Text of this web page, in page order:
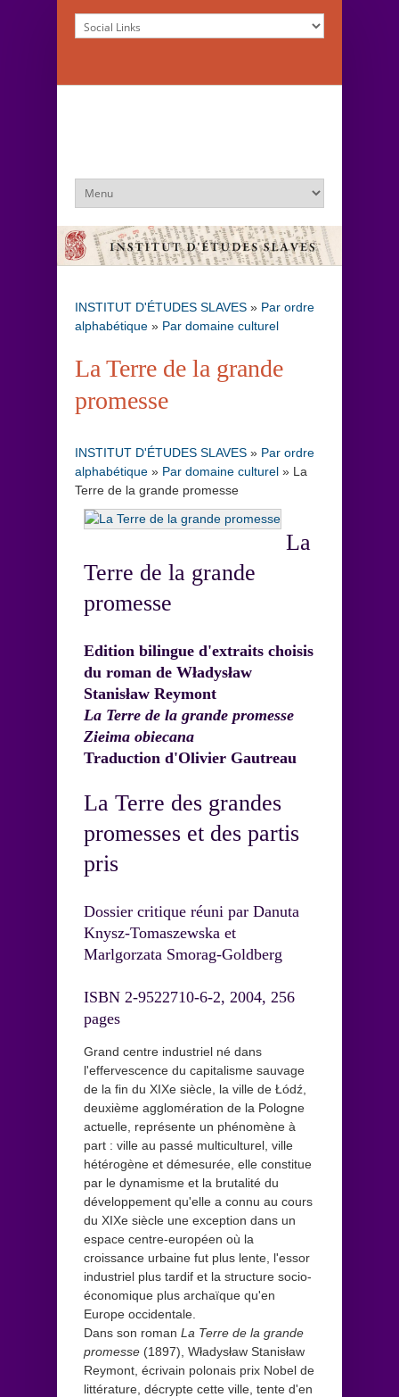
INSTITUT D'ÉTUDES SLAVES » Par ordre
alphabétique » Par domaine culturel
La Terre de la grande
promesse
INSTITUT D'ÉTUDES SLAVES » Par ordre
alphabétique » Par domaine culturel » La
Terre de la grande promesse
La
Terre de la grande
promesse
Edition bilingue d'extraits choisis
du roman de Władysław
Stanisław Reymont
La Terre de la grande promesse
Zieima obiecana
Traduction d'Olivier Gautreau
La Terre des grandes
promesses et des partis
pris
Dossier critique réuni par Danuta
Knysz-Tomaszewska et
Marlgorzata Smorag-Goldberg
ISBN 2-9522710-6-2, 2004, 256
pages
Grand centre industriel né dans
l'effervescence du capitalisme sauvage
de la fin du XIXe siècle, la ville de Łódź,
deuxième agglomération de la Pologne
actuelle, représente un phénomène à
part : ville au passé multiculturel, ville
hétérogène et démesurée, elle constitue
par le dynamisme et la brutalité du
développement qu'elle a connu au cours
du XIXe siècle une exception dans un
espace centre-européen où la
croissance urbaine fut plus lente, l'essor
industriel plus tardif et la structure socio-
économique plus archaïque qu'en
Europe occidentale.
Dans son roman La Terre de la grande
promesse (1897), Władysław Stanisław
Reymont, écrivain polonais prix Nobel de
littérature, décrypte cette ville, tente d'en